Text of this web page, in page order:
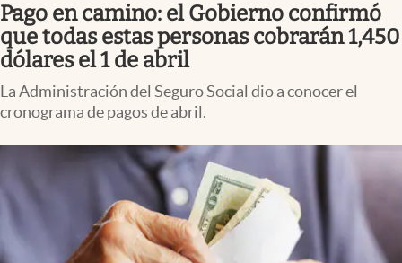
Espiritual
Streaming
PC y mobile
Pago en camino: el Gobierno confirmó
que todas estas personas cobrarán 1,450
dólares el 1 de abril
La Administración del Seguro Social dio a conocer el
cronograma de pagos de abril.